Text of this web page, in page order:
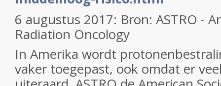
6 augustus 2017: Bron: ASTRO -
Radiation Oncology
In Amerika wordt
vaker toegepast, ook omdat er